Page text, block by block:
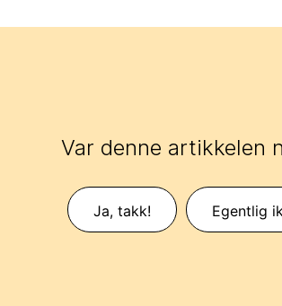
Var denne artikkelen
Ja, takk! Egentlig